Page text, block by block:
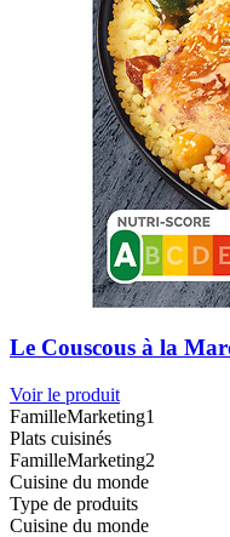
Le Couscous à la
Voir le produit
FamilleMarketing1
Plats cuisinés
FamilleMarketing2
Cuisine du monde
Type de produits
Cuisine du monde